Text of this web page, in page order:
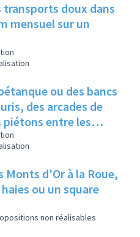
transports doux dans
mensuel sur un
ou des bancs
des arcades de
piétons entre les
Monts d'Or à la Roue,
ou un square
non réalisables